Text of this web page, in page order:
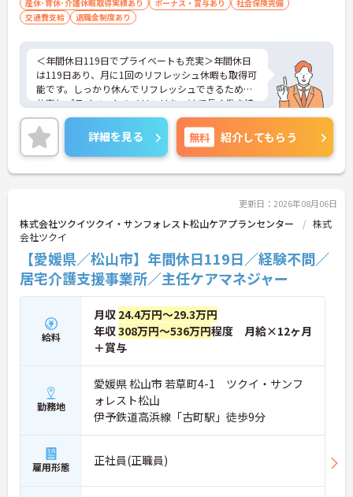
産休･育休･介護休暇取得実績あり
ボーナス・賞与あり
社会保険完備
交通費支給
退職金制度あり
＜年間休日119日でプライベートも充実＞年間休日
は119日あり、月に1回のリフレッシュ休暇も取得可
能です。しっかり休んでリフレッシュできるため、
仕事とプライベートのメリハリをつけて長く働き続
けられます。ワークライフバランスを重視したい方
にも安心の環境です。
＜少人数でじっくり向き合う「アットホームなケ
ア」＞
認知症の高齢者の方が少人数のユニット単位で共同
異なり、お一人おひとりに寄り添った丁寧なケアが
できるのが最大の魅力です。食事や入浴の介助だけ
でなく、一緒にレクリエーションを楽しんだり、食
事を作ったりと、家庭的な雰囲気の中で精神的な安
定や自立を支えます。利用者様との距離が近く、
日々のふれあいを大切にしたい方にぴったりの職場
です。
詳細を見る 無料 紹介してもらう
更新日：2026年08月06日
株式会社ツクイツクイ・サンフォレスト松山ケアプランセンター
株式
会社ツクイ
【愛媛県／松山市】年間休日119日／経験不問／
居宅介護支援事業所／主任ケアマネジャー
給料
月収 24.4万円～29.3万円
年収308万円～536万円程度 月給×12ヶ月
＋賞与
勤務地
愛媛県 松山市 若草町4-1 ツクイ・サンフ
ォレスト松山
伊予鉄道高浜線「古町駅」徒歩9分
雇用形態 正社員(正職員)